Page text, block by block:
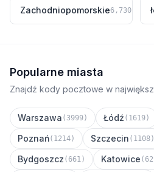
Zachodniopomorskie6,730
Popularne miasta
Znajdź kody pocztowe w
Warszawa (3999) Łódź (1619)
Poznań(1214) Szczecin (1108)
Bydgoszcz (661) Katowice